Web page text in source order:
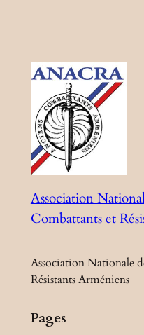
Association
Combattants et
Association Nationale
Résistants Arméniens
Pages